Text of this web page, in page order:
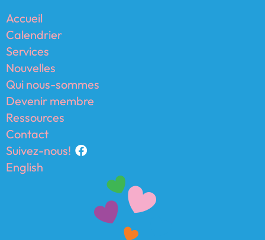
Accueil
Calendrier
Services
Nouvelles
Qui nous-sommes
Devenir membre
Ressources
Contact
Suivez-nous!
English